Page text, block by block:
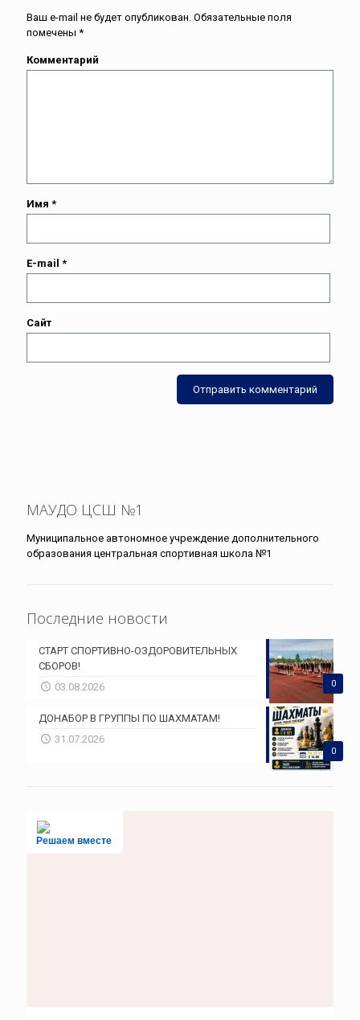
Ваш e-mail не будет опубликован. Обязательные поля
помечены *
Комментарий
Имя *
E-mail *
Сайт
МАУДО ЦСШ №1
Муниципальное автономное учреждение дополнительного
образования центральная спортивная школа №1
Последние новости
0
СТАРТ СПОРТИВНО-ОЗДОРОВИТЕЛЬНЫХ
СБОРОВ!
03.08.2026
0
ДОНАБОР В ГРУППЫ ПО ШАХМАТАМ!
31.07.2026
Решаем вместе